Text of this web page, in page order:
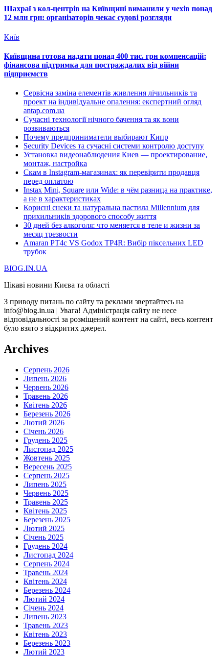
Шахраї з кол-центрів на Київщині виманили у чехів понад
12 млн грн: організаторів чекає судові розгляди
Київ
Київщина готова надати понад 400 тис. грн компенсацій:
фінансова підтримка для постраждалих від війни
підприємств
Сервісна заміна елементів живлення лічильників та
проект на індивідуальне опалення: експертний огляд
antap.com.ua
Сучасні технології нічного бачення та як вони
розвиваються
Почему предприниматели выбирают Кипр
Security Devices та сучасні системи контролю доступу
Установка видеонаблюдения Киев — проектирование,
монтаж, настройка
Скам в Instagram-магазинах: як перевірити продавця
перед оплатою
Instax Mini, Square или Wide: в чём разница на практике,
а не в характеристиках
Корисні снеки та натуральна пастила Millennium для
прихильників здорового способу життя
30 дней без алкоголя: что меняется в теле и жизни за
месяц трезвости
Amaran PT4c VS Godox TP4R: Вибір піксельних LED
трубок
BIOG.IN.UA
Цікаві новини Києва та області
З приводу питань по сайту та реклами звертайтесь на
info@biog.in.ua | Увага! Адміністрація сайту не несе
відповідальності за розміщений контент на сайті, весь контент
було взято з відкритих джерел.
Archives
Серпень 2026
Липень 2026
Червень 2026
Травень 2026
Квітень 2026
Березень 2026
Лютий 2026
Січень 2026
Грудень 2025
Листопад 2025
Жовтень 2025
Вересень 2025
Серпень 2025
Липень 2025
Червень 2025
Травень 2025
Квітень 2025
Березень 2025
Лютий 2025
Січень 2025
Грудень 2024
Листопад 2024
Серпень 2024
Травень 2024
Квітень 2024
Березень 2024
Лютий 2024
Січень 2024
Липень 2023
Травень 2023
Квітень 2023
Березень 2023
Лютий 2023